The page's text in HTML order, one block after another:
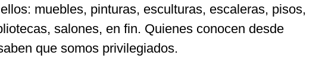
muebles, pinturas, esculturas, escaleras, pisos,
salones, en fin. Quienes conocen desde
que somos privilegiados.